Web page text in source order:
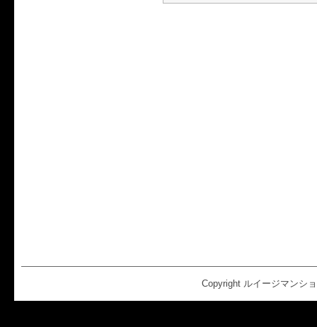
Copyright ルイージマンシ